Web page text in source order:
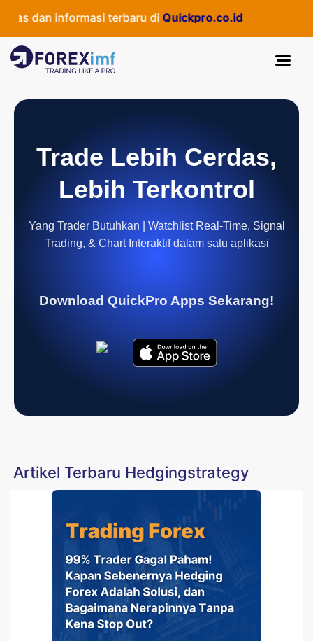
dan informasi terbaru di Quickpro.co.id
Trade Lebih Cerdas,
Lebih Terkontrol
Yang Trader Butuhkan | Watchlist Real-Time, Signal
Trading, & Chart Interaktif dalam satu aplikasi
Download QuickPro Apps Sekarang!
Artikel Terbaru Hedgingstrategy